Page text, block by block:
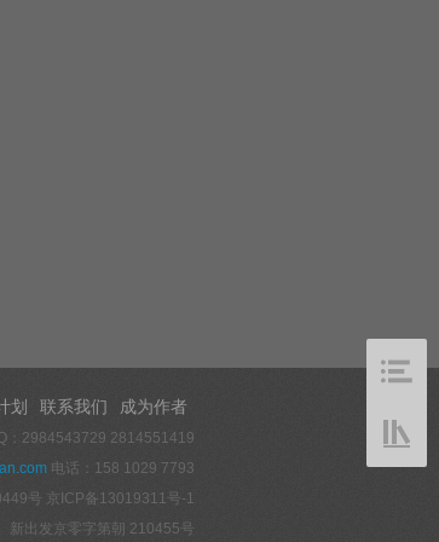
划 联系我们 成为作者
：2984543729 2814551419
电话：158 1029 7793
号 京ICP备13019311号-1
新出发京零字第朝 210455号